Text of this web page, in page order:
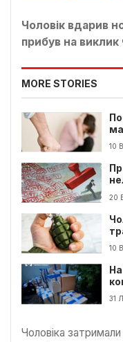
Чоловік вдарив
прибув на виклик
MORE STORIES
10
20
10
31
Чоловіка